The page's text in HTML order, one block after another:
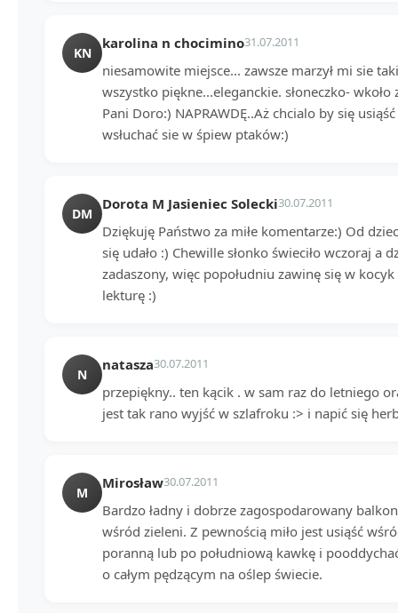
KN
karolina n chocimino31.07.2011
niesamowite miejsce... zawsze marzył mi sie
wszystko piękne...eleganckie. słoneczko-
Pani Doro:) NAPRAWDĘ..Aż chcialo by się
wsłuchać sie w śpiew ptaków:)
DM
Dorota M Jasieniec Solecki30.07.2011
Dziękuję Państwo za miłe komentarze:) Od
się udało :) Chewille słonko świeciło wczoraj a
zadaszony, więc popołudniu zawinę się w
lekturę :)
N
natasza30.07.2011
przepiękny.. ten kącik . w sam raz do letniego
jest tak rano wyjść w szlafroku :> i napić się
M
Mirosław30.07.2011
Bardzo ładny i dobrze zagospodarowany
wśród zieleni. Z pewnością miło jest usiąść
poranną lub po południową kawkę i
o całym pędzącym na oślep świecie.